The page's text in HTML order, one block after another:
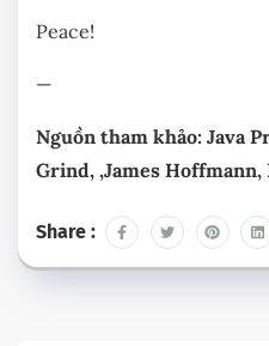
Peace!
—
Nguồn tham khảo: Java
Grind, ,James
Share :